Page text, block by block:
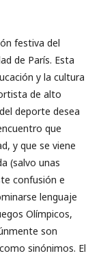
festiva del
de París. Esta
y la cultura
de alto
deporte desea
que
y que se viene
(salvo unas
confusión e
lenguaje
Olímpicos,
son
sinónimos. El